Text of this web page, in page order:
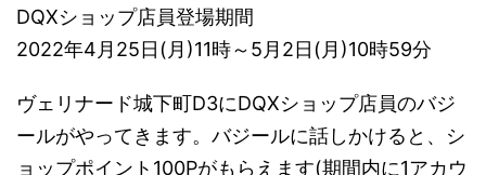
DQXショップ店員登場期間
2022年4月25日(月)11時～5月2日(月)10時59分
ヴェリナード城下町D3にDQXショップ店員のバジ
ールがやってきます。バジールに話しかけると、シ
ョップポイント100Pがもらえます(期間内に1アカウ